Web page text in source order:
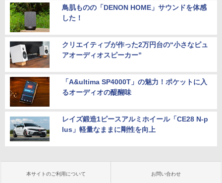
鳥肌ものの「DENON HOME」サウンドを体感
した！
クリエイティブが作った2万円台の“小さなピュ
アオーディオスピーカー”
「A&ultima SP4000T」の魅力！ポケットに入
るオーディオの醍醐味
レイズ鍛造1ピースアルミホイール「CE28 N-p
lus」軽量なままに剛性を向上
本サイトのご利用について お問い合わせ